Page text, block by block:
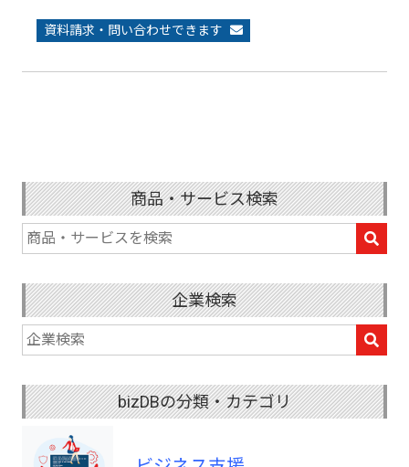
資料請求・問い合わせできます
商品・サービス検索
企業検索
bizDBの分類・カテゴリ